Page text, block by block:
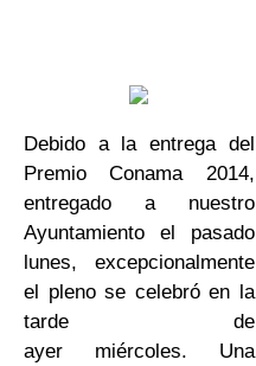
Debido a la entrega del
Premio Conama 2014,
entregado a nuestro
Ayuntamiento el pasado
lunes, excepcionalmente
el pleno se celebró en la
tarde de
ayer miércoles. Una